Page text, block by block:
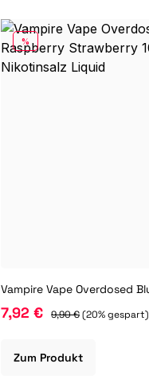
RABATT
%
7,92 € 9,90 €(20% gespart)
Zum Produkt